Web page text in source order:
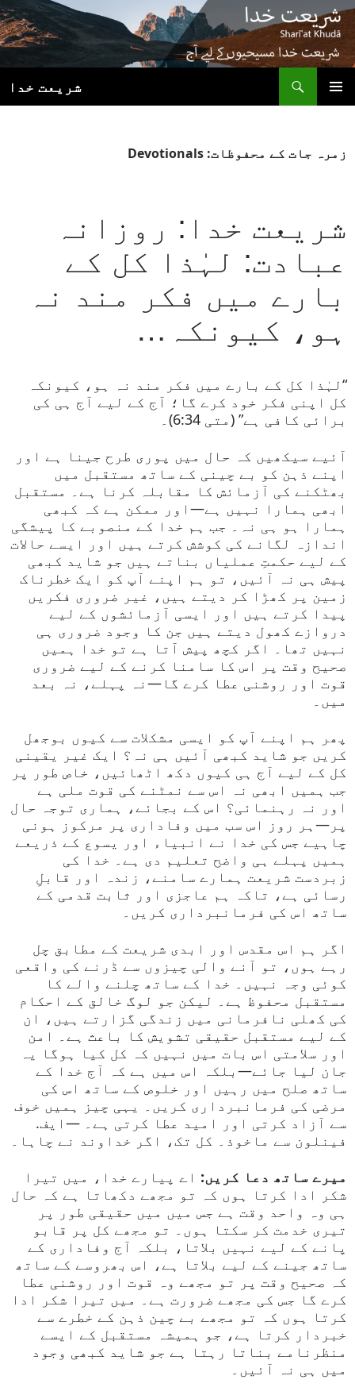
چھوڑیں
مواد
پر
جائیں
شریعت خدا
زمرہ جات کے محفوظات: Devotionals
شریعت خدا: روزانہ
عبادت: لہٰذا کل کے
بارے میں فکر مند نہ
ہو، کیونکہ…
“لہٰذا کل کے بارے میں فکر مند نہ ہو، کیونکہ
کل اپنی فکر خود کرے گا؛ آج کے لیے آج ہی کی
برائی کافی ہے” (متی 6:34)۔
آئیے سیکھیں کہ حال میں پوری طرح جینا ہے اور
اپنے ذہن کو بے چینی کے ساتھ مستقبل میں
بھٹکنے کی آزمائش کا مقابلہ کرنا ہے۔ مستقبل
ابھی ہمارا نہیں ہے—اور ممکن ہے کہ کبھی
ہمارا ہو ہی نہ۔ جب ہم خدا کے منصوبے کا پیشگی
اندازہ لگانے کی کوشش کرتے ہیں اور ایسے حالات
کے لیے حکمتِ عملیاں بناتے ہیں جو شاید کبھی
پیش ہی نہ آئیں، تو ہم اپنے آپ کو ایک خطرناک
زمین پر کھڑا کر دیتے ہیں، غیر ضروری فکریں
پیدا کرتے ہیں اور ایسی آزمائشوں کے لیے
دروازے کھول دیتے ہیں جن کا وجود ضروری ہی
نہیں تھا۔ اگر کچھ پیش آتا ہے تو خدا ہمیں
صحیح وقت پر اس کا سامنا کرنے کے لیے ضروری
قوت اور روشنی عطا کرے گا—نہ پہلے، نہ بعد
میں۔
پھر ہم اپنے آپ کو ایسی مشکلات سے کیوں بوجھل
کریں جو شاید کبھی آئیں ہی نہ؟ ایک غیر یقینی
کل کے لیے آج ہی کیوں دکھ اٹھائیں، خاص طور پر
جب ہمیں ابھی نہ اس سے نمٹنے کی قوت ملی ہے
اور نہ رہنمائی؟ اس کے بجائے، ہماری توجہ حال
پر—ہر روز اس سب میں وفاداری پر مرکوز ہونی
چاہیے جس کی خدا نے انبیاء اور یسوع کے ذریعے
ہمیں پہلے ہی واضح تعلیم دی ہے۔ خدا کی
زبردست شریعت ہمارے سامنے، زندہ اور قابلِ
رسائی ہے، تاکہ ہم عاجزی اور ثابت قدمی کے
ساتھ اس کی فرمانبرداری کریں۔
اگر ہم اس مقدس اور ابدی شریعت کے مطابق چل
رہے ہوں، تو آنے والی چیزوں سے ڈرنے کی واقعی
کوئی وجہ نہیں۔ خدا کے ساتھ چلنے والے کا
مستقبل محفوظ ہے۔ لیکن جو لوگ خالق کے احکام
کی کھلی نافرمانی میں زندگی گزارتے ہیں، ان
کے لیے مستقبل حقیقی تشویش کا باعث ہے۔ امن
اور سلامتی اس بات میں نہیں کہ کل کیا ہوگا یہ
جان لیا جائے—بلکہ اس میں ہے کہ آج خدا کے
ساتھ صلح میں رہیں اور خلوص کے ساتھ اس کی
مرضی کی فرمانبرداری کریں۔ یہی چیز ہمیں خوف
سے آزاد کرتی اور امید عطا کرتی ہے۔ —ایف.
فینلون سے ماخوذ۔ کل تک، اگر خداوند نے چاہا۔
میرے ساتھ دعا کریں: اے پیارے خدا، میں تیرا
شکر ادا کرتا ہوں کہ تو مجھے دکھاتا ہے کہ حال
ہی وہ واحد وقت ہے جس میں میں حقیقی طور پر
تیری خدمت کر سکتا ہوں۔ تو مجھے کل پر قابو
پانے کے لیے نہیں بلاتا، بلکہ آج وفاداری کے
ساتھ جینے کے لیے بلاتا ہے، اس بھروسے کے ساتھ
کہ صحیح وقت پر تو مجھے وہ قوت اور روشنی عطا
کرے گا جس کی مجھے ضرورت ہے۔ میں تیرا شکر ادا
کرتا ہوں کہ تو مجھے بے چین ذہن کے خطرے سے
خبردار کرتا ہے، جو ہمیشہ مستقبل کے ایسے
منظرنامے بناتا رہتا ہے جو شاید کبھی وجود
میں ہی نہ آئیں۔